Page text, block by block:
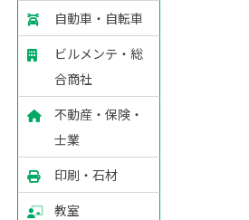
自動車・自転車
ビルメンテ・総
合商社
不動産・保険・
士業
印刷・石材
教室